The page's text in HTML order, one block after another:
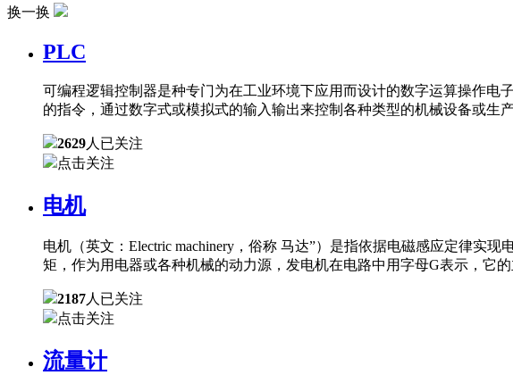
换一换
PLC
可编程逻辑控制器是种专门为在工业环境下应用而设计的数字运算操作
的指令，通过数字式或模拟式的输入输出来控制各种类型的机械设备或生产
2629人已关注
点击关注
电机
电机（英文：Electric machinery，俗称 马达”）是指依据电磁感应定律实
矩，作为用电器或各种机械的动力源，发电机在电路中用字母G表示，它
2187人已关注
点击关注
流量计